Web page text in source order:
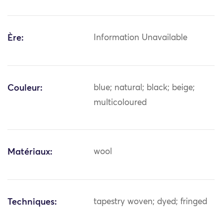
Ère: Information Unavailable
Couleur:
blue; natural; black; beige;
multicoloured
Matériaux: wool
Techniques: tapestry woven; dyed; fringed